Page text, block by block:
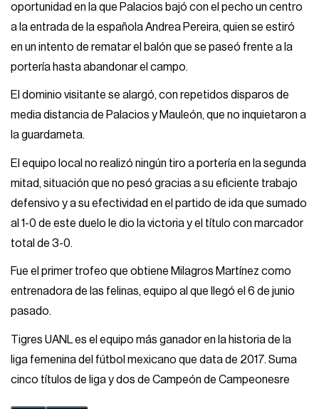
oportunidad en la que Palacios bajó con el pecho un centro
a la entrada de la española Andrea Pereira, quien se estiró
en un intento de rematar el balón que se paseó frente a la
portería hasta abandonar el campo.
El dominio visitante se alargó, con repetidos disparos de
media distancia de Palacios y Mauleón, que no inquietaron a
la guardameta.
El equipo local no realizó ningún tiro a portería en la segunda
mitad, situación que no pesó gracias a su eficiente trabajo
defensivo y a su efectividad en el partido de ida que sumado
al 1-0 de este duelo le dio la victoria y el título con marcador
total de 3-0.
Fue el primer trofeo que obtiene Milagros Martínez como
entrenadora de las felinas, equipo al que llegó el 6 de junio
pasado.
Tigres UANL es el equipo más ganador en la historia de la
liga femenina del fútbol mexicano que data de 2017. Suma
cinco títulos de liga y dos de Campeón de Campeonesre